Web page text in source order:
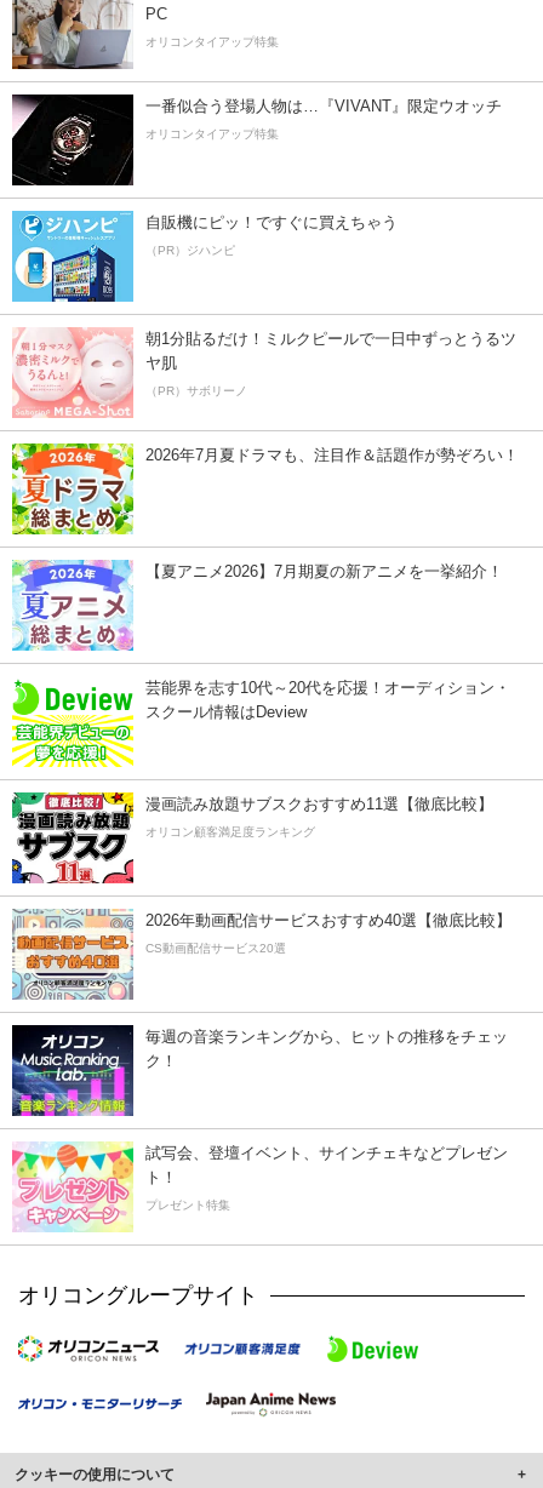
PC
オリコンタイアップ特集
一番似合う登場人物は…『VIVANT』限定ウオッチ
オリコンタイアップ特集
自販機にピッ！ですぐに買えちゃう
（PR）ジハンピ
朝1分貼るだけ！ミルクピールで一日中ずっとうるツ
ヤ肌
（PR）サボリーノ
2026年7月夏ドラマも、注目作＆話題作が勢ぞろい！
【夏アニメ2026】7月期夏の新アニメを一挙紹介！
芸能界を志す10代～20代を応援！オーディション・
スクール情報はDeview
漫画読み放題サブスクおすすめ11選【徹底比較】
オリコン顧客満足度ランキング
2026年動画配信サービスおすすめ40選【徹底比較】
CS動画配信サービス20選
毎週の音楽ランキングから、ヒットの推移をチェッ
ク！
試写会、登壇イベント、サインチェキなどプレゼン
ト！
プレゼント特集
オリコングループサイト
クッキーの使用について